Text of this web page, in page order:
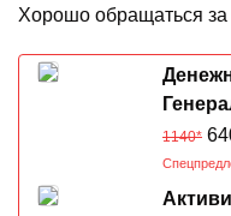
Хорошо обращаться
07.08-
1140*